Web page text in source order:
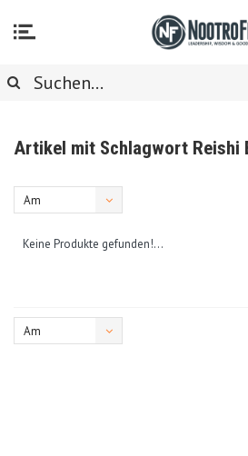
Artikel mit Schlagwort Reishi
Am
Keine Produkte gefunden!...
Am